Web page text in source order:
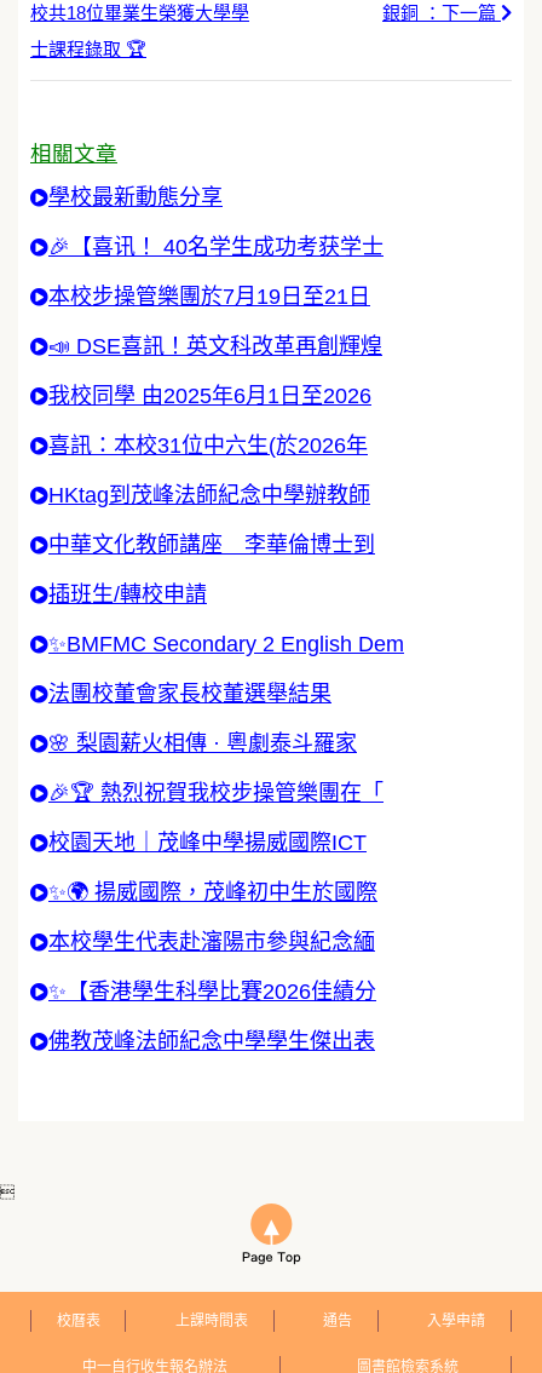
校共18位畢業生榮獲大學學
士課程錄取 🏆
銀銅 ：下一篇
相關文章
學校最新動態分享
🎉【喜讯！ 40名学生成功考获学士
本校步操管樂團於7月19日至21日
📣 DSE喜訊！英文科改革再創輝煌
我校同學 由2025年6月1日至2026
喜訊：本校31位中六生(於2026年
HKtag到茂峰法師紀念中學辦教師
中華文化教師講座 李華倫博士到
插班生/轉校申請
✨BMFMC Secondary 2 English Dem
法團校董會家長校董選舉結果
🌸 梨園薪火相傳 · 粵劇泰斗羅家
🎉🏆 熱烈祝賀我校步操管樂團在「
校園天地｜茂峰中學揚威國際ICT
✨🌍 揚威國際，茂峰初中生於國際
本校學生代表赴瀋陽市參與紀念緬
✨【香港學生科學比賽2026佳績分
佛教茂峰法師紀念中學學生傑出表

校曆表 上課時間表 通告 入學申請
中一自行收生報名辦法 圖書館檢索系統